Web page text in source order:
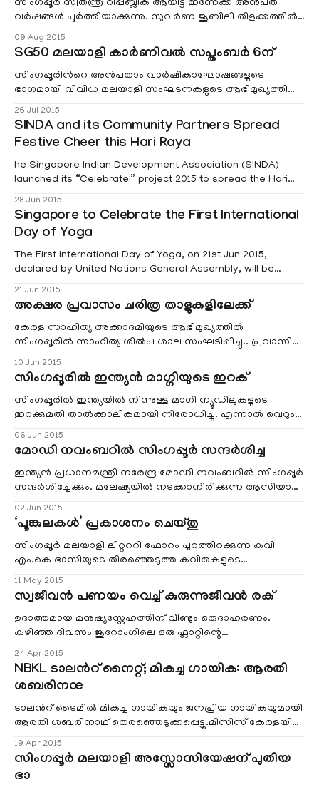
സിംഗപ്പൂര്‍ സ്വതന്ത്ര റിപ്പബ്ലിക് ആയിട്ട് ഇന്നേക്ക് അന്‍പത്
വര്‍ഷങ്ങള്‍ പൂര്‍ത്തിയാക്കുന്നു. സുവര്‍ണ ജൂബിലി തിളക്കത്തില്‍
ദേശീയദിനം ആഘോഷിക്കുന്ന സിംഗപ്പൂരില്‍ വര്‍ണ്ണാഭമായ
പരിപാടികളാണ് അരങ്ങേറുന്നത്. അന്‍പത് വര്‍ഷങ്ങള്‍ക്ക്
പിന്നിലേക്ക് നോക്കുമ്പോള്‍ ശൂന്യതയില്‍ നിന്നും
സിംഹപുരിയിലെക്കുള്ള രാജ്യത്തി
09 Aug 2015
SG50 മലയാളി കാര്‍ണിവല്‍ സപ്തംബര്‍ 6ന്
സിംഗപ്പൂരിന്‍റെ അന്‍പതാം വാര്‍ഷികാഘോഷങ്ങളുടെ
ഭാഗമായി വിവിധ മലയാളി സംഘടനകളുടെ ആഭിമുഖ്യത്തില്‍
നടത്തുന്ന ‘SG50 മലയാളി കാര്‍ണിവല്‍’ സപ്തംബര്‍ 6ന്
യിഷൂന്‍ നേവല്‍ ബേസ് സെക്കന്ററി സ്കൂളില്‍ നടക്കും.കലാ-
കായിക-സാംസ്കാരിക പരിപാടികളും സദ്യയും
ഓണച്ചന്തയുമടക്കം വൈവിധ്യമാര്‍ന്ന പരിപാടികളാണ്
കാര്‍ണിവലില്‍ ഒരുക്കി
26 Jul 2015
SINDA and its Community Partners Spread
Festive Cheer this Hari Raya
he Singapore Indian Development Association (SINDA)
launched its “Celebrate!” project 2015 to spread the Hari
Raya festive cheer to needy families. Under this scheme,
low-income families are presented with vouchers to
subsidise their festive celebrations.
28 Jun 2015
Singapore to Celebrate the First International
Day of Yoga
The First International Day of Yoga, on 21st Jun 2015,
declared by United Nations General Assembly, will be
celebrated in Singapore at more than 40 centers by
various cultural organizations, expecting a massive
participation of over 3000 people from all over Singapore
21 Jun 2015
അക്ഷര പ്രവാസം ചരിത്ര താളുകളിലേക്ക്
കേരള സാഹിത്യ അക്കാദമിയുടെ ആഭിമുഖ്യത്തില്‍
സിംഗപ്പൂരില്‍ സാഹിത്യ ശില്‍പ ശാല സംഘടിപ്പിച്ചു.. പ്രവാസി
എക്സ്പ്രസ് സിംഗപ്പൂര്‍, ആയിരുന്നു “അക്ഷര പ്രവാസം” എന്ന
പരിപാടിയുടെ മുഖ്യ സംഘാടകര്‍. കേരള സാഹിത്യ അക്കാദമി
പ്രസിഡണ്ട്‌ പെരുമ്പടവം ശ്രീധരന്‍ ശില്‍പശാല ഉത്ഘാടനം
ചെയ്തു . സിംഗപ്പൂര്‍ ചരിത്രത്തില്‍ ഇതാദ്യമാ
10 Jun 2015
സിംഗപ്പൂരില്‍ ഇന്ത്യന്‍ മാഗ്ഗിയുടെ ഇറക്
സിംഗപ്പൂരില്‍ ഇന്ത്യയില്‍ നിന്നുള്ള മാഗി ന്യൂഡിലുകളുടെ
ഇറക്കുമതി താല്‍ക്കാലികമായി നിരോധിച്ചു. എന്നാല്‍ വെറും
അഞ്ചു മാഗി ന്യൂഡിൽസ് സാമ്പിളുകള്‍ പരിശോധിച്ച ശേഷം,
ആരോഗ്യത്തിന് ഹാനികരമായ ഒന്നും
കണ്ടെത്താനായില്ലെന്നാണ് കേരളം കേന്ദ്രത്തിന് റിപ്പോര്‍ട്ട്
നല്‍കിയത്
06 Jun 2015
മോഡി നവംബറില്‍ സിംഗപ്പൂര്‍ സന്ദര്‍ശിച്ച
ഇന്ത്യന്‍ പ്രധാനമന്ത്രി നരേന്ദ്ര മോഡി നവംബറില്‍ സിംഗപ്പൂര്‍
സന്ദര്‍ശിച്ചേക്കും. മലേഷ്യയില്‍ നടക്കാനിരിക്കുന്ന ആസിയാന്‍
ഉച്ചകോടിയില്‍ പങ്കെടുക്കാന്‍ എത്തുന്ന അവസരത്തില്‍
മേഖലയിലെ സിംഗപ്പൂര്‍, ഇന്തോനേഷ്യ, വിയറ്റ്‌നാം എന്നീ
രാജ്യങ്ങള്‍ സന്ദര്‍ശിക്കുന്ന കാര്യം പരിഗണനയിലുണ്ട്.
02 Jun 2015
‘പൂങ്കുലകള്‍’ പ്രകാശനം ചെയ്തു
സിംഗപ്പൂര്‍ മലയാളി ലിറ്റററി ഫോറം പുറത്തിറക്കുന്ന കവി
എം.കെ ഭാസിയുടെ തിരഞ്ഞെടുത്ത കവിതകളുടെ
സംഗീതാവിഷ്കാരമായ ‘പൂങ്കുലകള്‍’ എന്ന ആല്‍ബം
ശ്രീനാരായണമിഷന്‍ ഹാളില്‍ വച്ചു നടന്ന ചടങ്ങില്‍ വച്ച്
പ്രകാശനം ചെയ്തു. ഡോ.വി.പി നായര്‍ ശ്രീനാരായണമിഷന്‍
പ്രസിഡന്റ് സ്വപ്ന ദയാനന്ദന് ആദ്യ സിഡി നല്‍കി
പ്രകാശനകര്‍മ്മം നി
11 May 2015
സ്വജീവന്‍ പണയം വെച്ച് കുരുന്നുജീവന്‍ രക്
ഉദാത്തമായ മനുഷ്യസ്നേഹത്തിന് വീണ്ടും ഒരുദാഹരണം.
കഴിഞ്ഞ ദിവസം ജുറോംഗിലെ ഒരു ഫ്ലാറ്റിന്റെ
ബാല്‍ക്കണിയില്‍ കുരുങ്ങികിടന്ന കുട്ടിയെ
അതിസാഹസികമായി രക്ഷപ്പെടുത്തിയ ആളെ തിരിച്ചറിഞ്ഞു!
മറ്റൊരു സുഹൃത്തിന്റെ സഹായത്തോടെ, ശ്രീ ഷണ്മുഖനാണ്
ധീരമായ ഈ കൃത്യം നിര്‍വഹിച്ചത്.
24 Apr 2015
NBKL ടാലന്‍റ് നൈറ്റ്; മികച്ച ഗായിക: ആരതി
ശബരിനœ
ടാലന്‍റ് ടൈമില്‍ മികച്ച ഗായികയും ജനപ്രിയ ഗായികയുമായി
ആരതി ശബരിനാഥ് തെരഞ്ഞെടുക്കപ്പെട്ടു.മിസിസ് കേരളയില്‍
വിജയിയും മികച്ച ജനപ്രിയ ജേതാവുമായി ബിയ അഗസ്റ്റിന്‍
തെരഞ്ഞെടുക്കപ്പെട്ടു.
19 Apr 2015
സിംഗപ്പൂര്‍ മലയാളി അസ്സോസിയേഷന് പുതിയ
ഭാ